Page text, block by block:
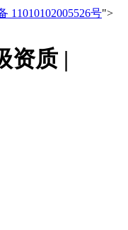
11010102005526号">
资质 |